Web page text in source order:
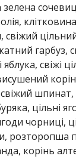
свіжий
гарбуз,
свіжі
висушений
шпинат,
цільні
чорниці,
розторопша
корінь